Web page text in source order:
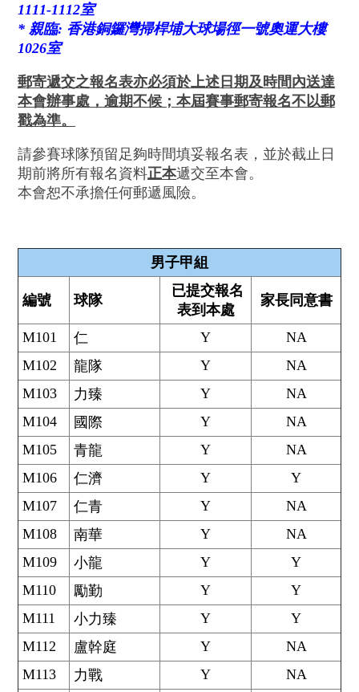
1111-1112室
* 親臨: 香港銅鑼灣掃桿埔大球場徑一號奧運大樓
1026室
郵寄遞交之報名表亦必須於上述日期及時間內送達
本會辦事處，逾期不候；本屆賽事郵寄報名不以郵
戳為準。
請參賽球隊預留足夠時間填妥報名表，並於截止日
期前將所有報名資料正本遞交至本會。
本會恕不承擔任何郵遞風險。
男子甲組
編號 球隊
已提交報名
表到本處
家長同意書
M101 仁 Y
NA
M102
龍隊 Y
NA
M103
力臻 Y
NA
M104
國際 Y
NA
M105
青龍 Y
NA
M106
仁濟 Y
Y
M107
仁青 Y
NA
M108
南華 Y
NA
M109
小龍 Y
Y
M110
勵勤 Y
Y
M111
小力臻 Y
Y
M112
盧幹庭 Y
NA
M113
力戰 Y
NA